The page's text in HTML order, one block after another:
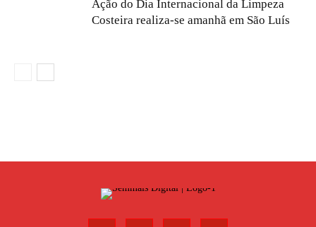
Ação do Dia Internacional da Limpeza
Costeira realiza-se amanhã em São Luís